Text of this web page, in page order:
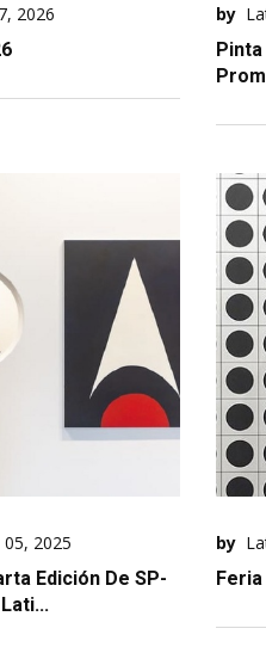
2026
by
Pinta
2025
Edición De SP-
by